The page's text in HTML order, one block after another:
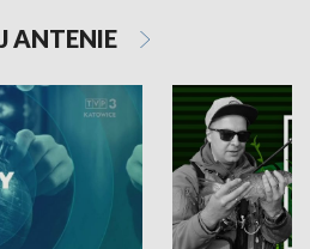
ANTENIE